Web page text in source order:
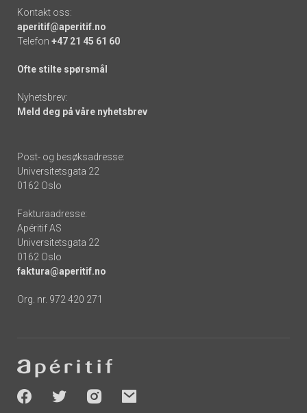
Kontakt oss:
aperitif@aperitif.no
Telefon +47 21 45 61 60
Ofte stilte spørsmål
Nyhetsbrev:
Meld deg på våre nyhetsbrev
Post- og besøksadresse:
Universitetsgata 22
0162 Oslo
Fakturaadresse:
Apéritif AS
Universitetsgata 22
0162 Oslo
faktura@aperitif.no
Org. nr. 972 420 271
-